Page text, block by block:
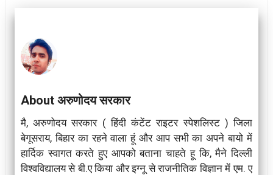
About अरुणोदय सरकार
मै, अरुणोदय सरकार ( हिंदी कंटेंट राइटर स्पेशलिस्ट ) जिला
बेगूसराय, बिहार का रहने वाला हूं और आप सभी का अपने बायो में
हार्दिक स्वागत करते हुए आपको बताना चाहते हू कि, मैने दिल्ली
विश्वविद्यालय से बी.ए किया और इग्नू से राजनीतिक विज्ञान में एम. ए